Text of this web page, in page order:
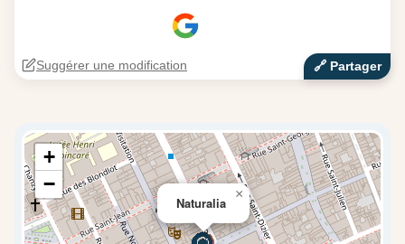
🔗‍️ Partager
Suggérer une modification
Naturalia
×
+
−